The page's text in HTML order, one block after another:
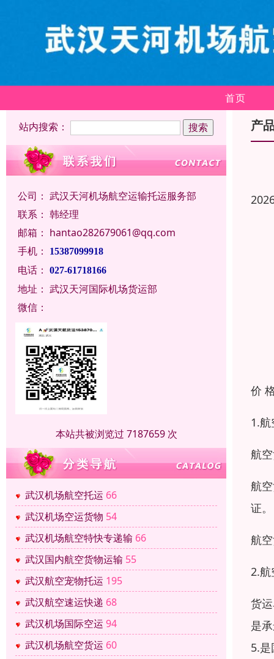
首页
站内搜索：
公司： 武汉天河机场航空运输托运服务部
联系： 韩经理
邮箱： hantao282679061@qq.com
手机：
15387099918
电话： 027-61718166
地址： 武汉天河国际机场货运部
微信：
本站共被浏览过 7187659 次
武汉机场航空托运 66
武汉机场空运货物 54
武汉机场航空特快专递输 66
武汉国内航空货物运输 55
武汉航空宠物托运 195
武汉航空速运快递 68
武汉机场国际空运 94
武汉机场航空货运 60
产
价
1.
航
航
证。
航
2.航
货
是
5.